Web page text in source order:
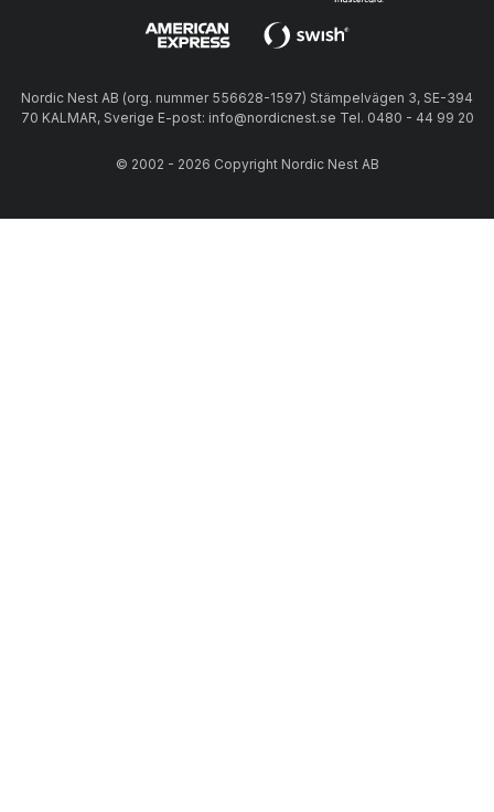
Nordic Nest AB (org. nummer 556628-1597) Stämpelvägen 3, SE-394
70 KALMAR, Sverige E-post: info@nordicnest.se Tel. 0480 - 44 99 20
© 2002 - 2026 Copyright Nordic Nest AB